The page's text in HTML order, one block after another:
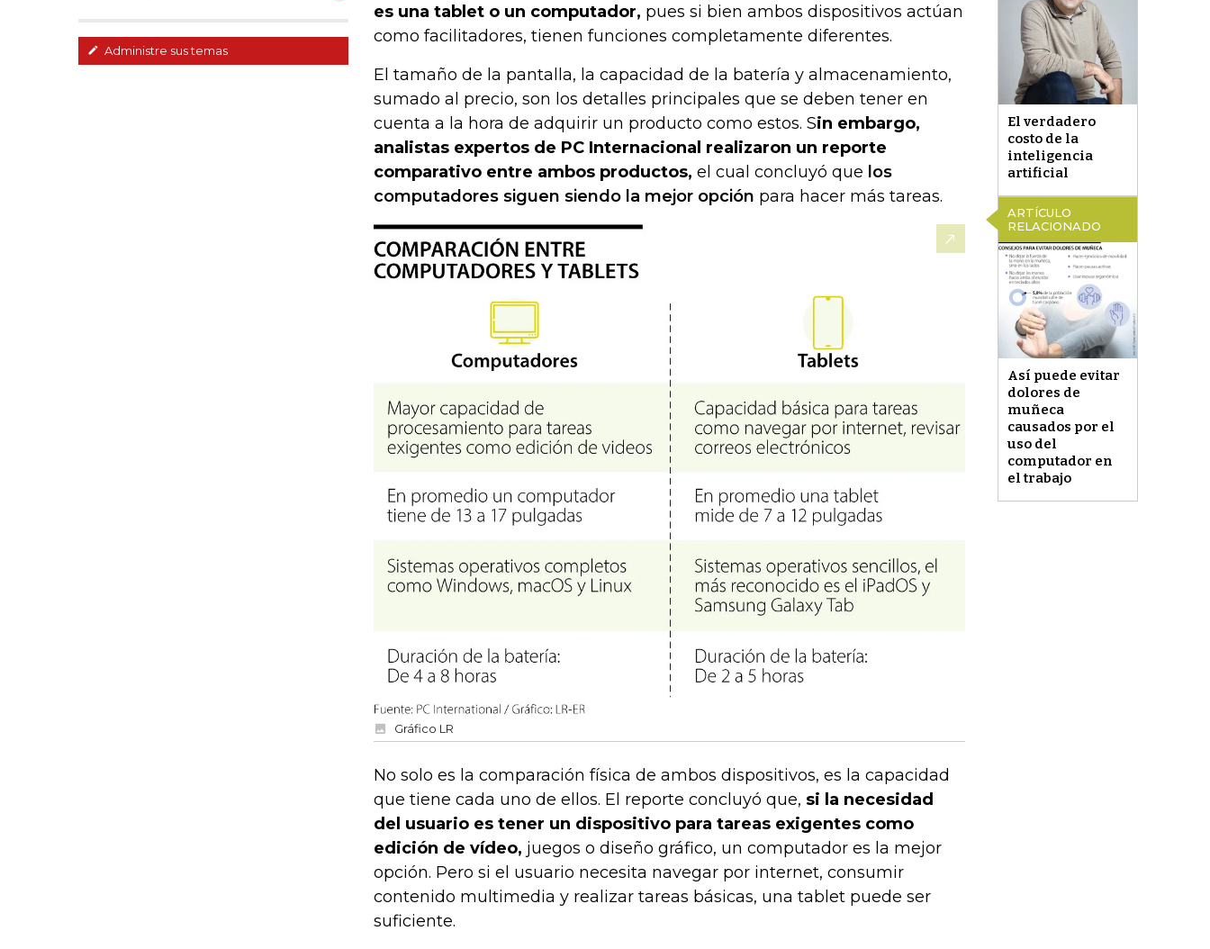
Administre sus temas
El verdadero
costo de la
inteligencia
artificial
es una tablet o un computador, pues si bien ambos dispositivos actúan
como facilitadores, tienen funciones completamente diferentes.
ARTÍCULO
RELACIONADO
Así puede evitar
dolores de
muñeca
causados por el
uso del
computador en
el trabajo
El tamaño de la pantalla, la capacidad de la batería y almacenamiento,
sumado al precio, son los detalles principales que se deben tener en
cuenta a la hora de adquirir un producto como estos. Sin embargo,
analistas expertos de PC Internacional realizaron un reporte
comparativo entre ambos productos, el cual concluyó que los
computadores siguen siendo la mejor opción para hacer más tareas.
Gráfico LR
No solo es la comparación física de ambos dispositivos, es la capacidad
que tiene cada uno de ellos. El reporte concluyó que, si la necesidad
del usuario es tener un dispositivo para tareas exigentes como
edición de vídeo, juegos o diseño gráfico, un computador es la mejor
opción. Pero si el usuario necesita navegar por internet, consumir
contenido multimedia y realizar tareas básicas, una tablet puede ser
suficiente.